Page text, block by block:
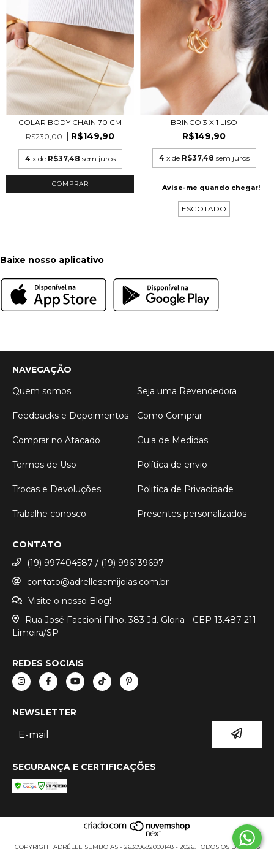
COLAR BODY CHAIN 70 CM
R$230,00
R$149,90
4 x de R$37,48 sem juros
COMPRAR
BRINCO 3 X 1 LISO
R$149,90
4 x de R$37,48 sem juros
Avise-me quando chegar!
ESGOTADO
Baixe nosso aplicativo
NAVEGAÇÃO
Quem somos
Seja uma Revendedora
Feedbacks e Depoimentos Como Comprar
Comprar no Atacado Guia de Medidas
Termos de Uso Política de envio
Trocas e Devoluções Politica de Privacidade
Trabalhe conosco Presentes personalizados
CONTATO
(19) 997404587 / (19) 996139697
contato@adrellesemijoias.com.br
Visite o nosso Blog!
Rua José Faccioni Filho, 383 Jd. Gloria - CEP 13.487-211
Limeira/SP
REDES SOCIAIS
NEWSLETTER
SEGURANÇA E CERTIFICAÇÕES
COPYRIGHT ADRÉLLE SEMIJOIAS - 26309692000148 - 2026. TODOS OS DIREITOS